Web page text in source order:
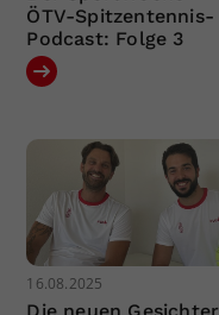
ÖTV-Spitzentennis-
Podcast: Folge 3
16.08.2025